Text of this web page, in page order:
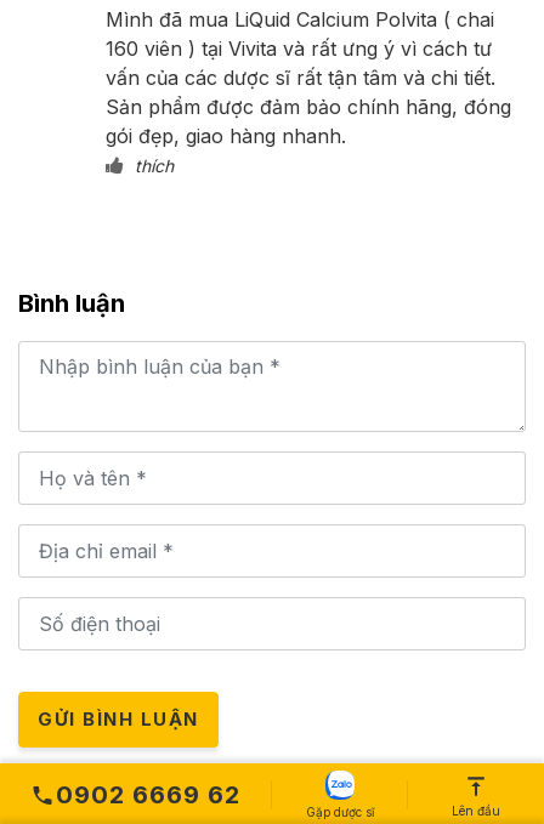
Được xếp
hạng 55
sao
Mình đã mua LiQuid Calcium Polvita ( chai
160 viên ) tại Vivita và rất ưng ý vì cách tư
vấn của các dược sĩ rất tận tâm và chi tiết.
Sản phẩm được đảm bảo chính hãng, đóng
gói đẹp, giao hàng nhanh.
thích
Bình luận
GỬI BÌNH LUẬN
0902 6669 62
Gặp dược sĩ Lên đầu